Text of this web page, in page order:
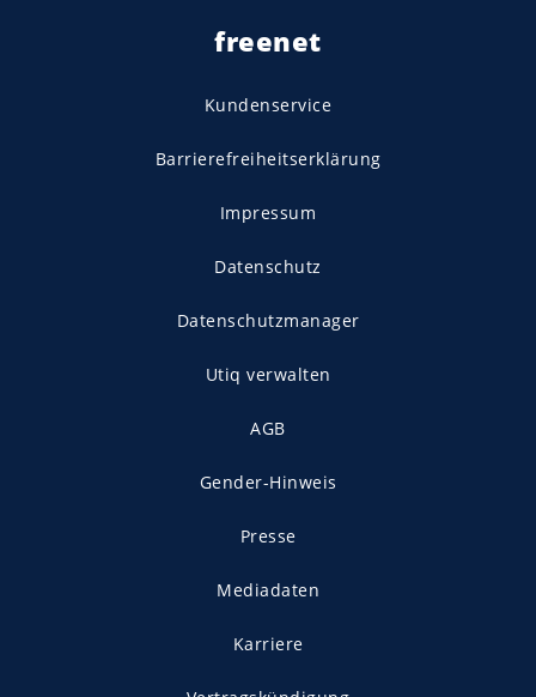
freenet
Kundenservice
Barrierefreiheitserklärung
Impressum
Datenschutz
Datenschutzmanager
Utiq verwalten
AGB
Gender-Hinweis
Presse
Mediadaten
Karriere